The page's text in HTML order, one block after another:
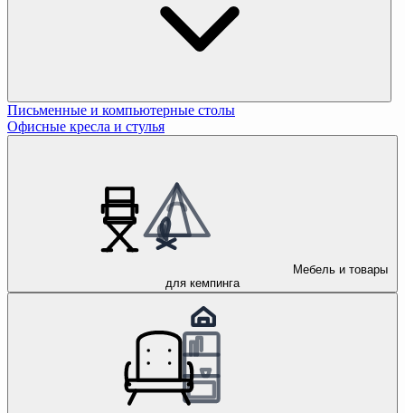
Письменные и компьютерные столы
Офисные кресла и стулья
Мебель и товары
для кемпинга